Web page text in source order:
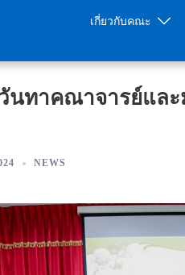
เกี่ยวกับคณะ
ทาคณาจารย์แล
NEWS